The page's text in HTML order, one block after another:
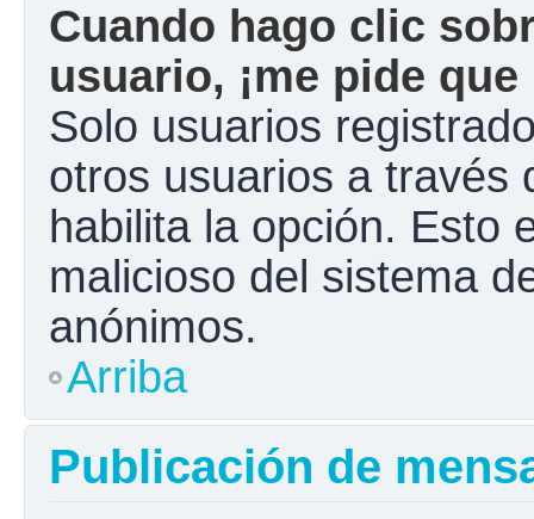
Cuando hago clic
usuario, ¡me pide
Solo usuarios
otros usuarios a través
habilita la opción. Esto
malicioso del sistema
anónimos.
Arriba
Publicación de